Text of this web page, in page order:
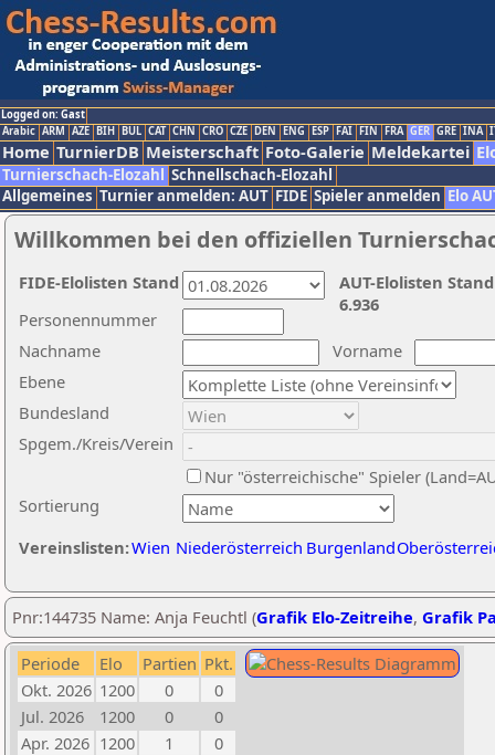
Logged on: Gast
Arabic ARM AZE BIH BUL CAT CHN CRO CZE DEN ENG ESP FAI FIN FRA GER GRE INA
Home TurnierDB Meisterschaft Foto-Galerie Meldekartei
Turnierschach-Elozahl Schnellschach-Elozahl
Allgemeines Turnier anmelden: AUT FIDE Spieler anmelden Elo
Willkommen bei den offiziellen
Nachname
Vorname
Ebene
Sortierung
Personennummer
Bundesland
Spgem./Kreis/Verein
Nur "österreichische" Spieler
Vereinslisten:Wien Niederösterreich Burgenland
AUT-Elolisten
6.936
FIDE-Elolisten Stand
Pnr:144735 Name: Anja Feuchtl (Grafik Elo-Zeitreihe, Grafik
Periode Elo Partien Pkt.
Okt. 2026 1200 0
0
Jul. 2026
1200 0
0
Apr. 2026 1200 1
0